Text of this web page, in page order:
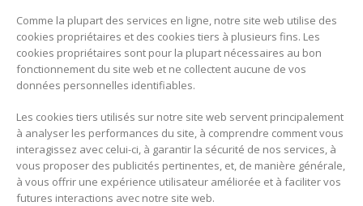
Comme la plupart des services en ligne, notre site web utilise des
cookies propriétaires et des cookies tiers à plusieurs fins. Les
cookies propriétaires sont pour la plupart nécessaires au bon
fonctionnement du site web et ne collectent aucune de vos
données personnelles identifiables.
Les cookies tiers utilisés sur notre site web servent principalement
à analyser les performances du site, à comprendre comment vous
interagissez avec celui-ci, à garantir la sécurité de nos services, à
vous proposer des publicités pertinentes, et, de manière générale,
à vous offrir une expérience utilisateur améliorée et à faciliter vos
futures interactions avec notre site web.